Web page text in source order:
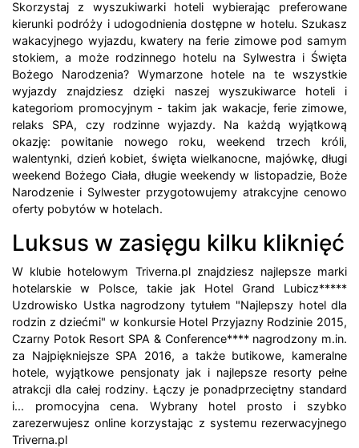
Skorzystaj z wyszukiwarki hoteli wybierając preferowane
kierunki podróży i udogodnienia dostępne w hotelu. Szukasz
wakacyjnego wyjazdu, kwatery na ferie zimowe pod samym
stokiem, a może rodzinnego hotelu na Sylwestra i Święta
Bożego Narodzenia? Wymarzone hotele na te wszystkie
wyjazdy znajdziesz dzięki naszej wyszukiwarce hoteli i
kategoriom promocyjnym - takim jak wakacje, ferie zimowe,
relaks SPA, czy rodzinne wyjazdy. Na każdą wyjątkową
okazję: powitanie nowego roku, weekend trzech króli,
walentynki, dzień kobiet, święta wielkanocne, majówkę, długi
weekend Bożego Ciała, długie weekendy w listopadzie, Boże
Narodzenie i Sylwester przygotowujemy atrakcyjne cenowo
oferty pobytów w hotelach.
Luksus w zasięgu kilku kliknięć
W klubie hotelowym Triverna.pl znajdziesz najlepsze marki
hotelarskie w Polsce, takie jak Hotel Grand Lubicz*****
Uzdrowisko Ustka nagrodzony tytułem "Najlepszy hotel dla
rodzin z dziećmi" w konkursie Hotel Przyjazny Rodzinie 2015,
Czarny Potok Resort SPA & Conference**** nagrodzony m.in.
za Najpiękniejsze SPA 2016, a także butikowe, kameralne
hotele, wyjątkowe pensjonaty jak i najlepsze resorty pełne
atrakcji dla całej rodziny. Łączy je ponadprzeciętny standard
i... promocyjna cena. Wybrany hotel prosto i szybko
zarezerwujesz online korzystając z systemu rezerwacyjnego
Triverna.pl